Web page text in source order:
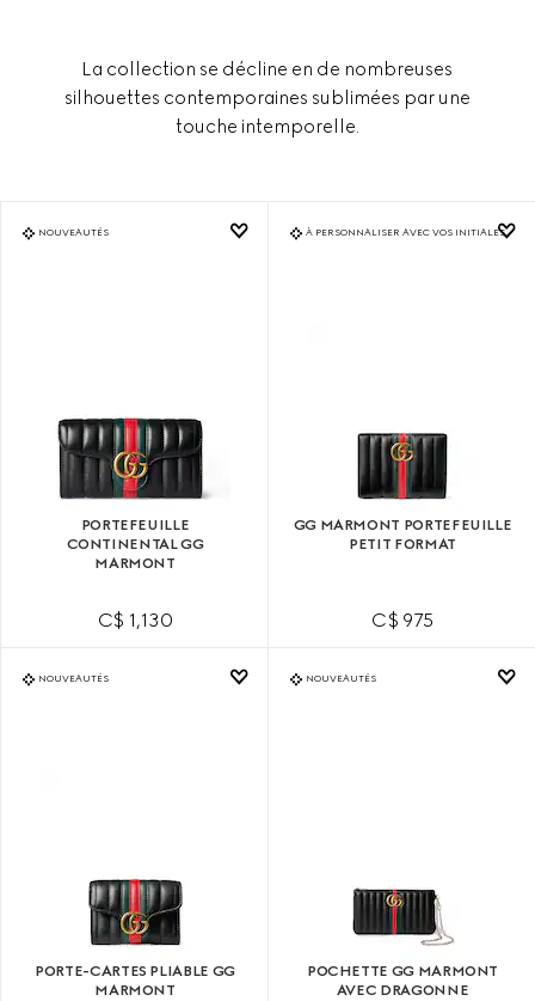
La collection se décline en de nombreuses
silhouettes contemporaines sublimées par une
touche intemporelle.
NOUVEAUTÉS
PORTEFEUILLE
CONTINENTAL GG
MARMONT
C$ 1,130
À PERSONNALISER AVEC VOS INITIALES
GG MARMONT PORTEFEUILLE
PETIT FORMAT
C$ 975
NOUVEAUTÉS
PORTE-CARTES PLIABLE GG
MARMONT
NOUVEAUTÉS
POCHETTE GG MARMONT
AVEC DRAGONNE